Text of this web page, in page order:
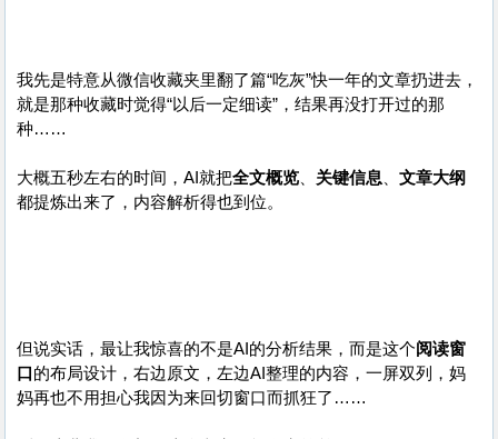
我先是特意从微信收藏夹里翻了篇“吃灰”快一年的文章扔进去，
就是那种收藏时觉得“以后一定细读”，结果再没打开过的那
种……
大概五秒左右的时间，AI就把全文概览 关键信息
文章大纲
都提炼出来了，内容解析得也到位。
但说实话，最让我惊喜的不是AI的分析结果，而是这个阅读窗
口 的布局设计，右边原文，左边AI整理的内容，一屏双列，妈
妈再也不用担心我因为来回切窗口而抓狂了……